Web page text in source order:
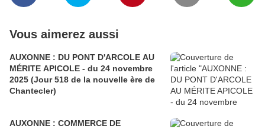
Vous aimerez aussi
AUXONNE : DU PONT D'ARCOLE AU
MÉRITE APICOLE - du 24 novembre
2025 (Jour 518 de la nouvelle ère de
Chantecler)
AUXONNE : COMMERCE DE